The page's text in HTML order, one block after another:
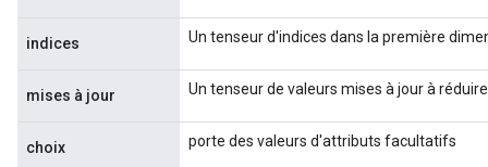
indices Un tenseur d'indices dans la première
mises à jour Un tenseur de valeurs mises à jour à
choix porte des valeurs d'attributs facultatifs